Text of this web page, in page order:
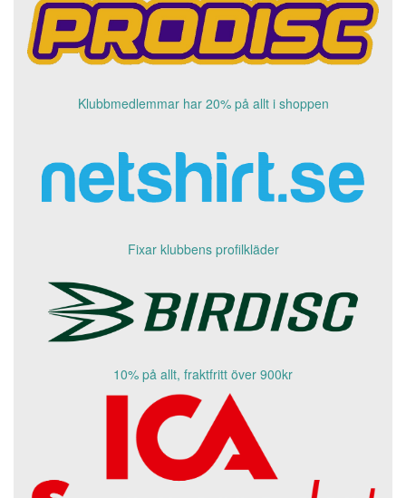
Klubbmedlemmar har 20% på allt i shoppen
Fixar klubbens profilkläder
10% på allt, fraktfritt över 900kr